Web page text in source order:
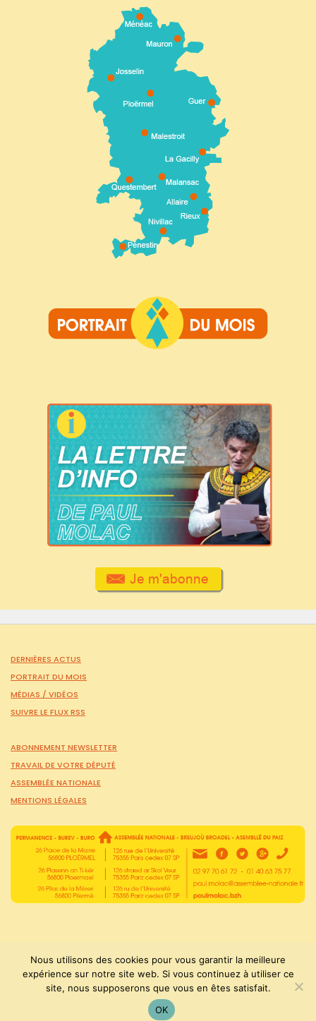
DERNIÈRES ACTUS
PORTRAIT DU MOIS
MÉDIAS / VIDÉOS
SUIVRE LE FLUX RSS
ABONNEMENT NEWSLETTER
TRAVAIL DE VOTRE DÉPUTÉ
ASSEMBLÉE NATIONALE
MENTIONS LÉGALES
PaulMolac © Tous droits réservés 2015-2026
Nous utilisons des cookies pour vous garantir la meilleure
expérience sur notre site web. Si vous continuez à utiliser ce
site, nous supposerons que vous en êtes satisfait.
OK